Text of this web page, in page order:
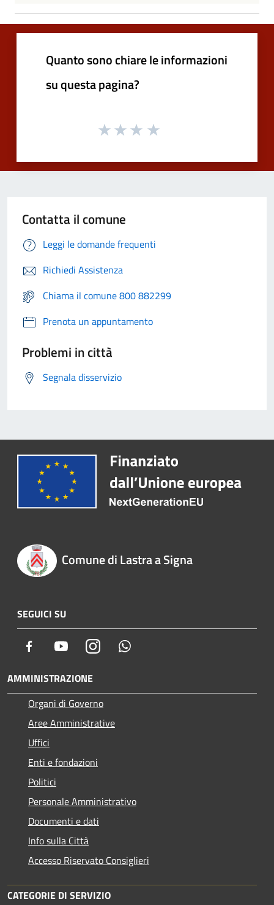
Quanto sono chiare le informazioni
su questa pagina?
Contatta il comune
Leggi le domande frequenti
Richiedi Assistenza
Chiama il comune 800 882299
Prenota un appuntamento
Problemi in città
Segnala disservizio
Comune di Lastra a Signa
SEGUICI SU
Facebook YoutubeInstagram
AMMINISTRAZIONE
Organi di Governo
Aree Amministrative
Uffici
Enti e fondazioni
Politici
Personale Amministrativo
Documenti e dati
Info sulla Città
Accesso Riservato Consiglieri
CATEGORIE DI SERVIZIO